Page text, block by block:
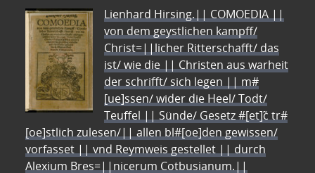
Lienhard Hirsing.|| COMOEDIA ||
von dem geystlichen kampff/
Christ=||licher Ritterschafft/ das
ist/ wie die || Christen aus warheit
der schrifft/ sich legen || m#
[ue]ssen/ wider die Heel/ Todt/
Teuffel || Sünde/ Gesetz #[et]c̃ tr#
[oe]stlich zulesen/|| allen bl#[oe]den gewissen/
vorfasset || vnd Reymweis gestellet || durch
Alexium Bres=||nicerum Cotbusianum.||